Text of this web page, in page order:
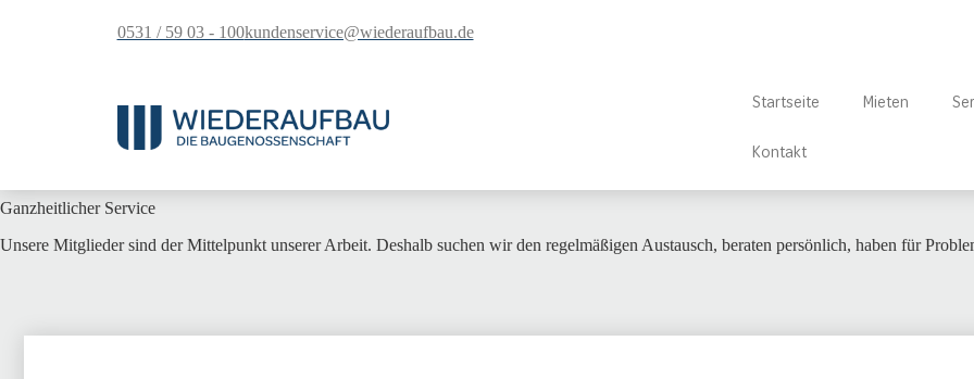
0531 / 59 03 - 100kundenservice@wiederaufbau.de
Startseite Mieten
Kontakt
Ganzheitlicher Service
Unsere Mitglieder sind der Mittelpunkt unserer Arbeit. Deshalb suchen wir den regelmäßigen Austausch, beraten persönlich, haben für